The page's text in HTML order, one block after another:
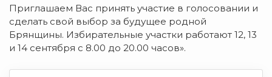
Приглашаем Вас принять участие в голосовании и
сделать свой выбор за будущее родной
Брянщины. Избирательные участки работают 12, 13
и 14 сентября с 8.00 до 20.00 часов».